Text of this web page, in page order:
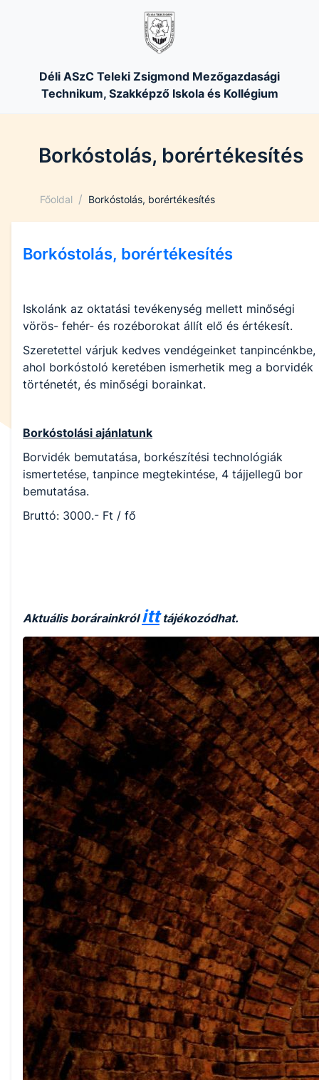
Déli ASzC Teleki Zsigmond Mezőgazdasági
Technikum, Szakképző Iskola és Kollégium
Borkóstolás, borértékesítés
Főoldal / Borkóstolás, borértékesítés
Borkóstolás, borértékesítés
Iskolánk az oktatási tevékenység mellett minőségi
vörös- fehér- és rozéborokat állít elő és értékesít.
Szeretettel várjuk kedves vendégeinket tanpincénkbe,
ahol borkóstoló keretében ismerhetik meg a borvidék
történetét, és minőségi borainkat.
Borkóstolási ajánlatunk
Borvidék bemutatása, borkészítési technológiák
ismertetése, tanpince megtekintése, 4 tájjellegű bor
bemutatása.
Bruttó: 3000.- Ft / fő
Aktuális borárainkrólitttájékozódhat.